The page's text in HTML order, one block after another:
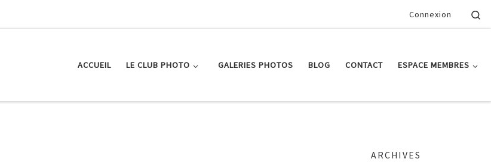
Connexion
ACCUEIL LE CLUB PHOTO GALERIES PHOTOS BLOG CONTACT ESPACE MEMBRES
ARCHIVES